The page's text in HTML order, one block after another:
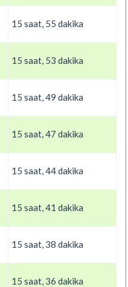
15 saat, 55 dakika
15 saat, 53 dakika
15 saat, 49 dakika
15 saat, 47 dakika
15 saat, 44 dakika
15 saat, 41 dakika
15 saat, 38 dakika
15 saat, 36 dakika